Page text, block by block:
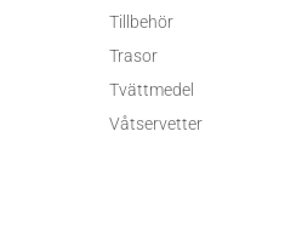
Tillbehör
Trasor
Tvättmedel
Våtservetter